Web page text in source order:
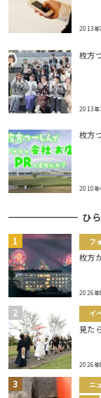
2013年
枚方
2013年
枚方
2010年
ひ
フ
枚方
2026年
イ
見た
2026年
ニ